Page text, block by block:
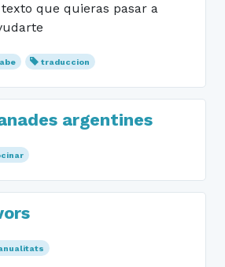
que quieras pasar a
traduccion
argentines